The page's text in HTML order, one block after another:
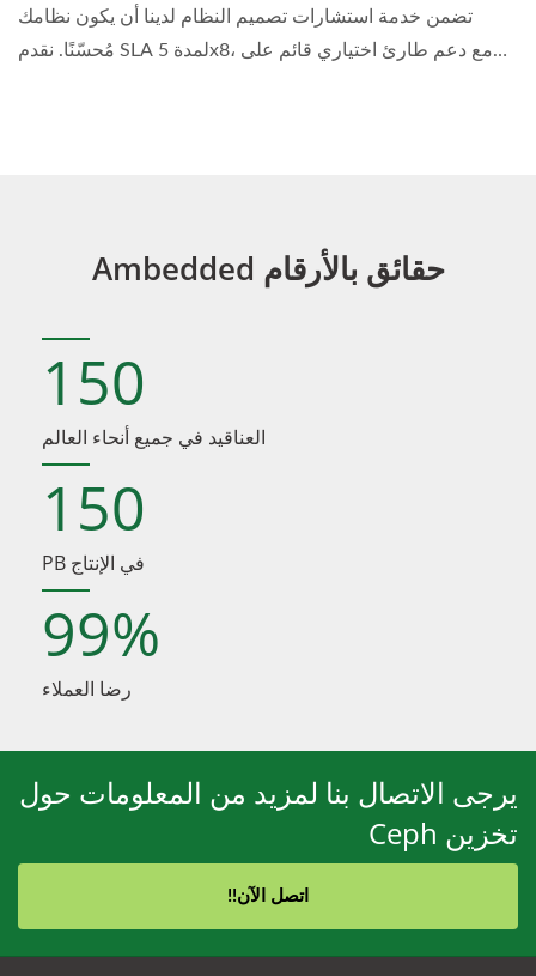
تضمن خدمة استشارات تصميم النظام لدينا أن يكون نظامك
مُحسّنًا. نقدم SLA لمدة 5x8، مع دعم طارئ اختياري قائم على
Ambedded حقائق بالأرقام
150
العناقيد في جميع أنحاء العالم
150
PB في الإنتاج
99%
رضا العملاء
يرجى الاتصال بنا لمزيد من المعلومات حول
تخزين Ceph
اتصل الآن!!